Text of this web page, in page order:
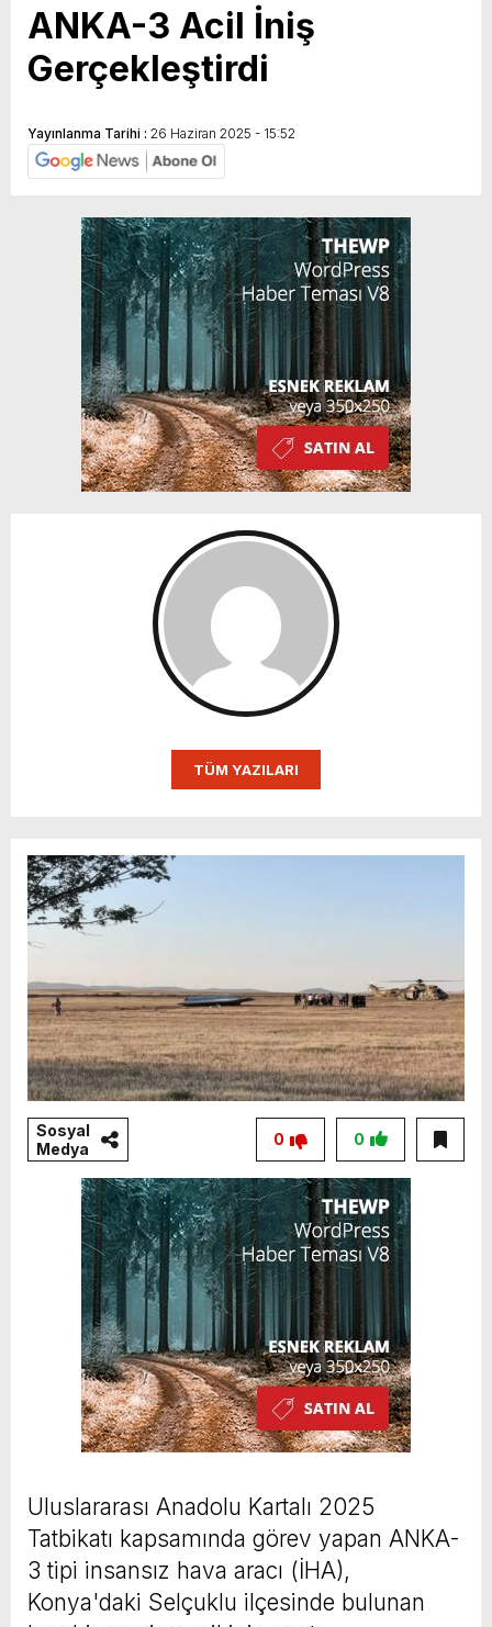
ANKA-3 Acil İniş
Gerçekleştirdi
Yayınlanma Tarihi : 26 Haziran 2025 - 15:52
TÜM YAZILARI
Sosyal
Medya
0
0
Uluslararası Anadolu Kartalı 2025
Tatbikatı kapsamında görev yapan ANKA-
3 tipi insansız hava aracı (İHA),
Konya'daki Selçuklu ilçesinde bulunan